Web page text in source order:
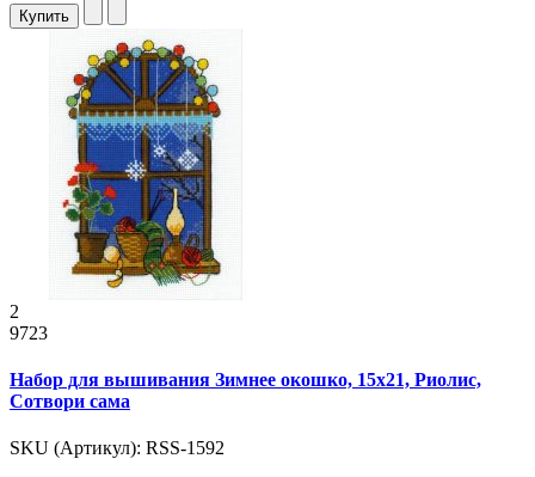
Купить
2
9723
Набор для вышивания Зимнее окошко, 15x21, Риолис,
Сотвори сама
SKU (Артикул): RSS-1592